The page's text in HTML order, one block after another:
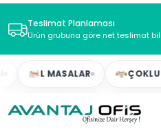
Teslimat Planlaması
Ürün grubuna göre net teslimat
L MASALAR ÇOKLU